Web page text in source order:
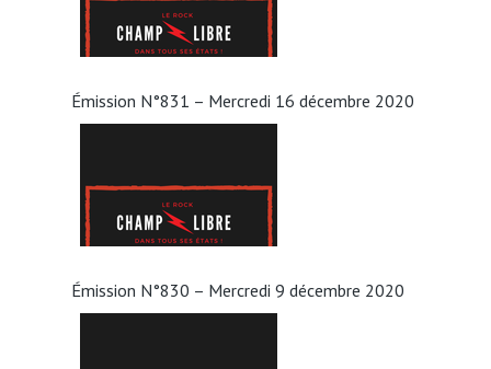
Émission N°831 – Mercredi 16 décembre 2020
Émission N°830 – Mercredi 9 décembre 2020